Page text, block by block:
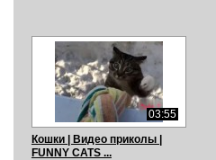
03:55
Кошки | Видео приколы |
FUNNY CATS ...